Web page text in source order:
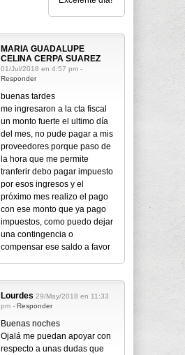
MARIA GUADALUPE
CELINA CERPA SUAREZ
01/Jul/2018 en 4:57 pm -
Responder
buenas tardes
me ingresaron a la cta fiscal
un monto fuerte el ultimo día
del mes, no pude pagar a mis
proveedores porque paso de
la hora que me permite
tranferir debo pagar impuesto
por esos ingresos y el
próximo mes realizo el pago
con ese monto que ya pago
impuestos, como puedo dejar
una contingencia o
compensar ese saldo a favor
Lourdes 29/May/2018 en 11:33
pm - Responder
Buenas noches
Ojalá me puedan apoyar con
respecto a unas dudas que